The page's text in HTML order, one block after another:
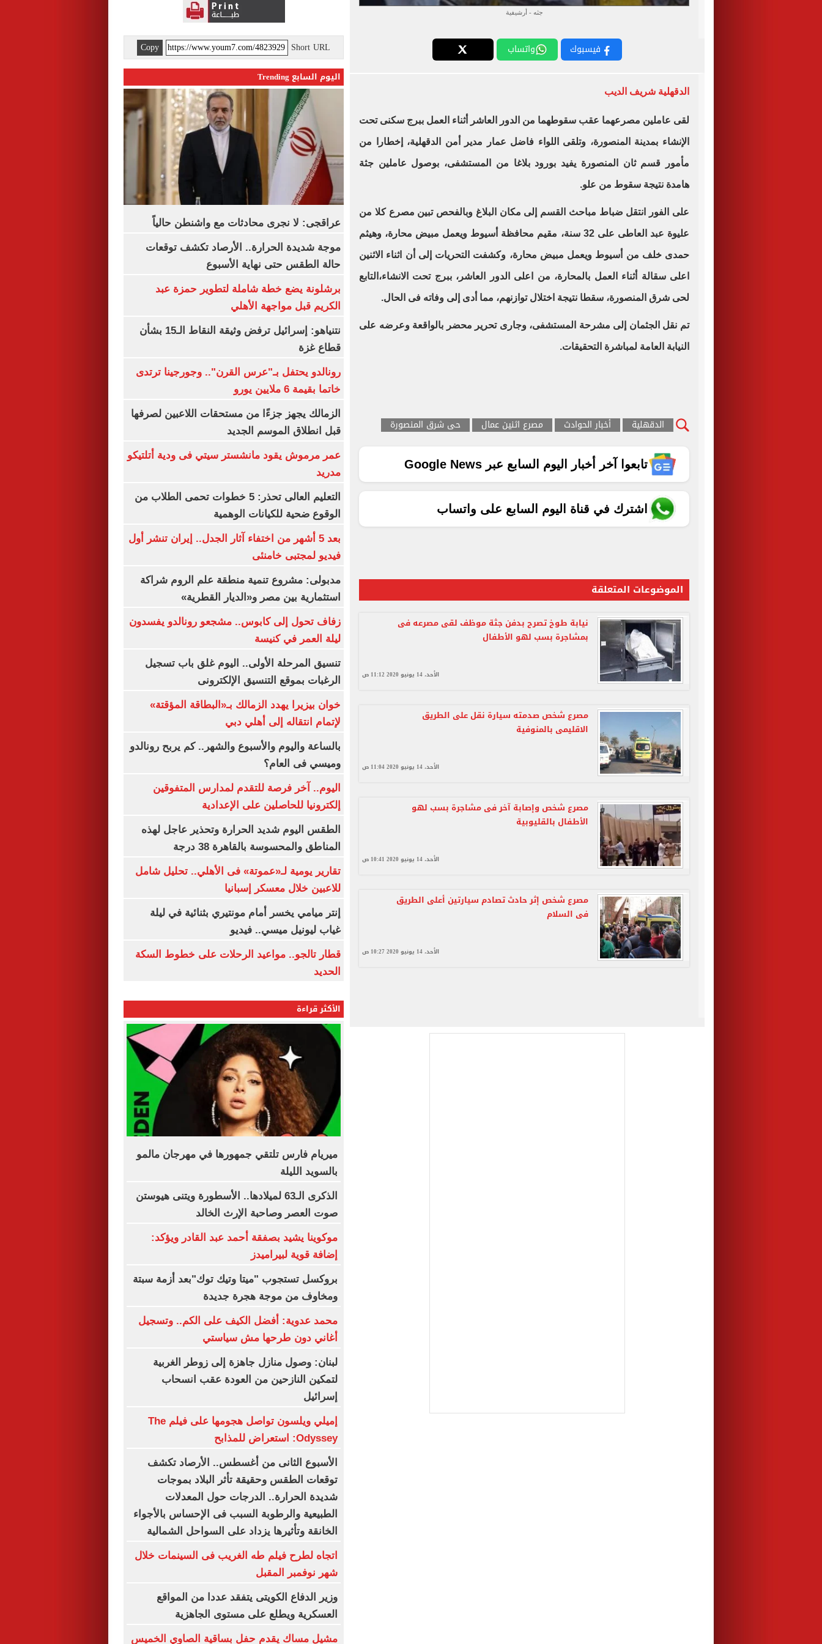
جثه - أرشيفية
فيسبوك واتساب
الدقهلية شريف الديب
لقى عاملين مصرعهما عقب سقوطهما من الدور العاشر أثناء العمل ببرج سكنى تحت
الإنشاء بمدينة المنصورة، وتلقى اللواء فاضل عمار مدير أمن الدقهلية، إخطارا من
مأمور قسم ثان المنصورة يفيد بورود بلاغا من المستشفى، بوصول عاملين جثة
هامدة نتيجة سقوط من علو.
على الفور انتقل ضباط مباحث القسم إلى مكان البلاغ وبالفحص تبين مصرع كلا من
عليوة عبد العاطى على 32 سنة، مقيم محافظة أسيوط ويعمل مبيض محارة، وهيثم
حمدى خلف من أسيوط ويعمل مبيض محارة، وكشفت التحريات إلى أن اثناء الاثنين
اعلى سقالة أثناء العمل بالمحارة، من اعلى الدور العاشر، ببرج تحت الانشاء،التابع
لحى شرق المنصورة، سقطا نتيجة اختلال توازنهم، مما أدى إلى وفاته فى الحال.
تم نقل الجثمان إلى مشرحة المستشفى، وجارى تحرير محضر بالواقعة وعرضه على
النيابة العامة لمباشرة التحقيقات.
الدقهلية أخبار الحوادث مصرع اثنين عمال حى شرق المنصورة
تابعوا آخر أخبار اليوم السابع عبر Google News
اشترك في قناة اليوم السابع على واتساب
الموضوعات المتعلقة
نيابة طوخ تصرح بدفن جثة موظف لقى مصرعه فى
بمشاجرة بسب لهو الأطفال
الأحد، 14 يونيو 2020 11:12 ص
مصرع شخص صدمته سيارة نقل على الطريق
الاقليمى بالمنوفية
الأحد، 14 يونيو 2020 11:04 ص
مصرع شخص وإصابة آخر فى مشاجرة بسب لهو
الأطفال بالقليوبية
الأحد، 14 يونيو 2020 10:41 ص
مصرع شخص إثر حادث تصادم سيارتين أعلى الطريق
فى السلام
الأحد، 14 يونيو 2020 10:27 ص
Short URL
Copy
اليوم السابع Trending
عراقجى: لا نجرى محادثات مع واشنطن حالياً
موجة شديدة الحرارة.. الأرصاد تكشف توقعات
حالة الطقس حتى نهاية الأسبوع
برشلونة يضع خطة شاملة لتطوير حمزة عبد
الكريم قبل مواجهة الأهلي
نتنياهو: إسرائيل ترفض وثيقة النقاط الـ15 بشأن
قطاع غزة
رونالدو يحتفل بـ"عرس القرن".. وجورجينا ترتدى
خاتما بقيمة 6 ملايين يورو
الزمالك يجهز جزءًا من مستحقات اللاعبين لصرفها
قبل انطلاق الموسم الجديد
عمر مرموش يقود مانشستر سيتي فى ودية أتلتيكو
مدريد
التعليم العالى تحذر: 5 خطوات تحمى الطلاب من
الوقوع ضحية للكيانات الوهمية
بعد 5 أشهر من اختفاء آثار الجدل.. إيران تنشر أول
فيديو لمجتبى خامنئى
مدبولى: مشروع تنمية منطقة علم الروم شراكة
استثمارية بين مصر و«الديار القطرية»
زفاف تحول إلى كابوس.. مشجعو رونالدو يفسدون
ليلة العمر في كنيسة
تنسيق المرحلة الأولى.. اليوم غلق باب تسجيل
الرغبات بموقع التنسيق الإلكترونى
خوان بيزيرا يهدد الزمالك بـ«البطاقة المؤقتة»
لإتمام انتقاله إلى أهلي دبي
بالساعة واليوم والأسبوع والشهر.. كم يربح رونالدو
وميسي فى العام؟
اليوم.. آخر فرصة للتقدم لمدارس المتفوقين
إلكترونيا للحاصلين على الإعدادية
الطقس اليوم شديد الحرارة وتحذير عاجل لهذه
المناطق والمحسوسة بالقاهرة 38 درجة
تقارير يومية لـ«عموتة» فى الأهلي.. تحليل شامل
للاعبين خلال معسكر إسبانيا
إنتر ميامي يخسر أمام مونتيري بثنائية في ليلة
غياب ليونيل ميسي.. فيديو
قطار تالجو.. مواعيد الرحلات على خطوط السكة
الحديد
الأكثر قراءة
ميريام فارس تلتقي جمهورها في مهرجان مالمو
بالسويد الليلة
الذكرى الـ63 لميلادها.. الأسطورة ويتنى هيوستن
صوت العصر وصاحبة الإرث الخالد
موكوينا يشيد بصفقة أحمد عبد القادر ويؤكد:
إضافة قوية لبيراميدز
بروكسل تستجوب "ميتا وتيك توك"بعد أزمة سبتة
ومخاوف من موجة هجرة جديدة
محمد عدوية: أفضل الكيف على الكم.. وتسجيل
أغاني دون طرحها مش سياستي
لبنان: وصول منازل جاهزة إلى زوطر الغربية
لتمكين النازحين من العودة عقب انسحاب
إسرائيل
إميلي ويلسون تواصل هجومها على فيلم The
Odyssey: استعراض للمذابح
الأسبوع الثانى من أغسطس.. الأرصاد تكشف
توقعات الطقس وحقيقة تأثر البلاد بموجات
شديدة الحرارة.. الدرجات حول المعدلات
الطبيعية والرطوبة السبب فى الإحساس بالأجواء
الخانقة وتأثيرها يزداد على السواحل الشمالية
اتجاه لطرح فيلم طه الغريب فى السينمات خلال
شهر نوفمبر المقبل
وزير الدفاع الكويتى يتفقد عددا من المواقع
العسكرية ويطلع على مستوى الجاهزية
مشيل مساك يقدم حفل بساقية الصاوي الخميس